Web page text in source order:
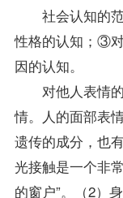
社会认知的范
性格的认知；③
因的认知。
对他人表情的
情。人的面部表
遗传的成分，也
光接触是一个非
的窗户”。（2）